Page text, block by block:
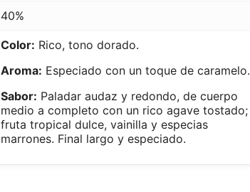
40%
Color: Rico, tono dorado.
Aroma: Especiado con un toque de caramelo.
Sabor: Paladar audaz y redondo, de cuerpo
medio a completo con un rico agave tostado;
fruta tropical dulce, vainilla y especias
marrones. Final largo y especiado.